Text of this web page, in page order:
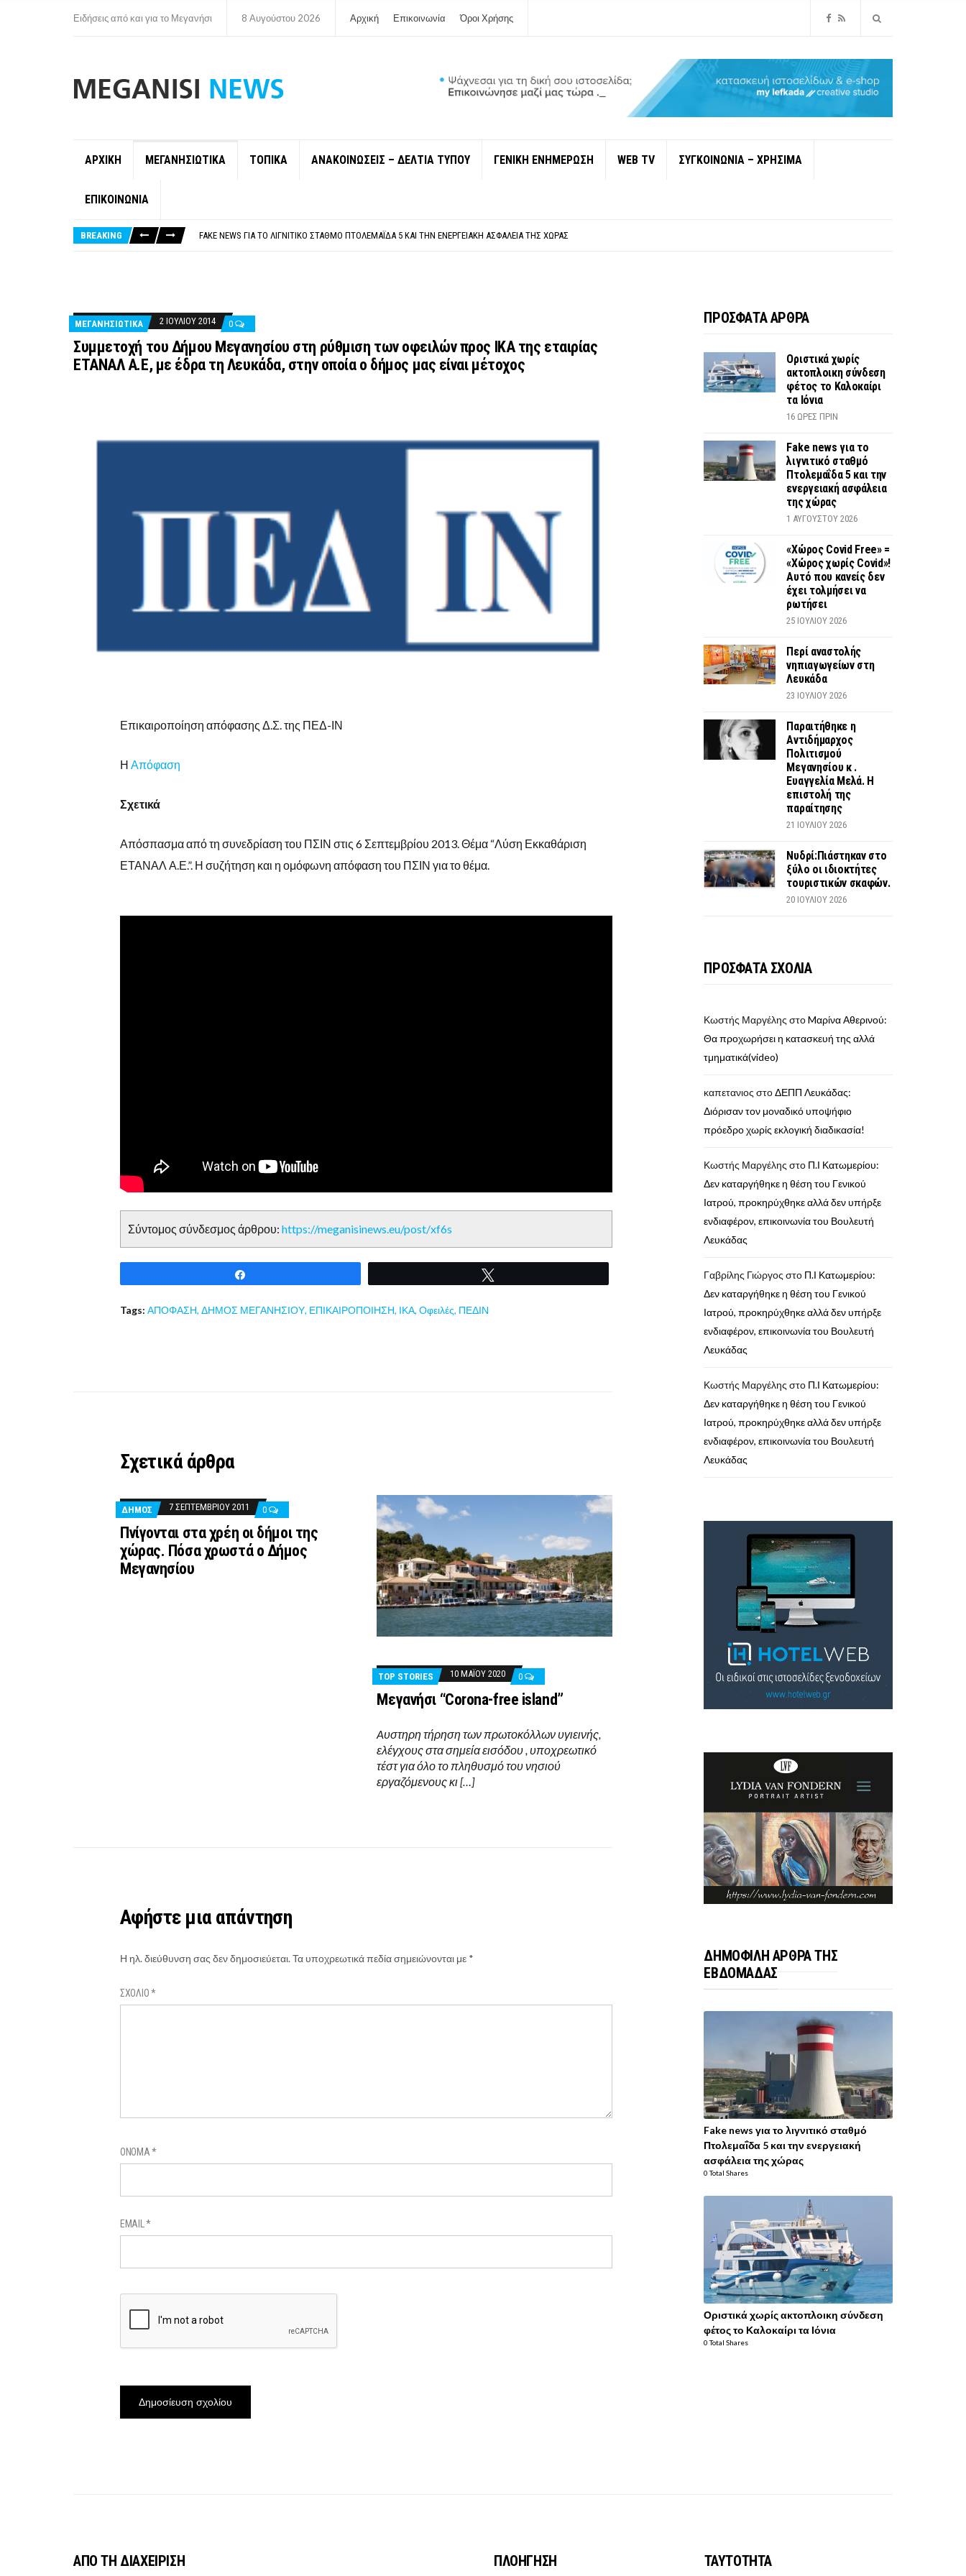
Ειδήσεις από και για το Μεγανήσι 8 Αυγούστου 2026 Αρχική Επικοινωνία Όροι Χρήσης
ΑΡΧΙΚΗ ΜΕΓΑΝΗΣΙΩΤΙΚΑ ΤΟΠΙΚΑ ΑΝΑΚΟΙΝΩΣΕΙΣ – ΔΕΛΤΙΑ ΤΥΠΟΥ ΓΕΝΙΚΗ ΕΝΗΜΕΡΩΣΗ WEB TV ΣΥΓΚΟΙΝΩΝΙΑ – ΧΡΗΣΙΜΑ
ΕΠΙΚΟΙΝΩΝΙΑ
BREAKING
FAKE NEWS ΓΙΑ ΤΟ ΛΙΓΝΙΤΙΚΌ ΣΤΑΘΜΌ ΠΤΟΛΕΜΑΪ́ΔΑ 5 ΚΑΙ ΤΗΝ ΕΝΕΡΓΕΙΑΚΉ ΑΣΦΆΛΕΙΑ ΤΗΣ ΧΏΡΑΣ
ΜΕΓΑΝΗΣΙΩΤΙΚΑ 2 ΙΟΥΛΊΟΥ 2014 0
Συμμετοχή του Δήμου Μεγανησίου στη ρύθμιση των οφειλών προς ΙΚΑ της εταιρίας
ΕΤΑΝΑΛ Α.Ε, με έδρα τη Λευκάδα, στην οποία ο δήμος μας είναι μέτοχος
Επικαιροποίηση απόφασης Δ.Σ. της ΠΕΔ-ΙΝ
Η Απόφαση
Σχετικά
Απόσπασμα από τη συνεδρίαση του ΠΣΙΝ στις 6 Σεπτεμβρίου 2013. Θέμα “Λύση Εκκαθάριση
ΕΤΑΝΑΛ Α.Ε.”. Η συζήτηση και η ομόφωνη απόφαση του ΠΣΙΝ για το θέμα.
Σύντομος σύνδεσμος άρθρου: https://meganisinews.eu/post/xf6s
Tags: ΑΠΟΦΑΣΗ, ΔΗΜΟΣ ΜΕΓΑΝΗΣΙΟΥ, ΕΠΙΚΑΙΡΟΠΟΙΗΣΗ, ΙΚΑ, Οφειλές, ΠΕΔΙΝ
Σχετικά άρθρα
ΔΉΜΟΣ 7 ΣΕΠΤΕΜΒΡΊΟΥ 2011 0
Πνίγονται στα χρέη οι δήμοι της
χώρας. Πόσα χρωστά ο Δήμος
Μεγανησίου
TOP STORIES 10 ΜΑΪ́ΟΥ 2020 0
Μεγανήσι “Corona-free island”
Aυστηρη τήρηση των πρωτοκόλλων υγιεινής,
ελέγχους στα σημεία εισόδου , υποχρεωτικό
τέστ για όλο το πληθυσμό του νησιού
εργαζόμενους κι […]
Αφήστε μια απάντηση
Η ηλ. διεύθυνση σας δεν δημοσιεύεται.Τα υποχρεωτικά πεδία σημειώνονται με *
ΣΧΌΛΙΟ*
ΌΝΟΜΑ*
EMAIL*
ΠΡΟΣΦΑΤΑ ΑΡΘΡΑ
Οριστικά χωρίς
ακτοπλοικη σύνδεση
φέτος το Καλοκαίρι
τα Ιόνια
16 ΏΡΕΣ ΠΡΙΝ
Fake news για το
λιγνιτικό σταθμό
Πτολεμαΐδα 5 και την
ενεργειακή ασφάλεια
της χώρας
1 ΑΥΓΟΎΣΤΟΥ 2026
«Χώρος Covid Free» =
«Χώρος χωρίς Covid»!
Αυτό που κανείς δεν
έχει τολμήσει να
ρωτήσει
25 ΙΟΥΛΊΟΥ 2026
Περί αναστολής
νηπιαγωγείων στη
Λευκάδα
23 ΙΟΥΛΊΟΥ 2026
Παραιτήθηκε η
Αντιδήμαρχος
Πολιτισμού
Μεγανησίου κ .
Ευαγγελία Μελά. Η
επιστολή της
παραίτησης
21 ΙΟΥΛΊΟΥ 2026
Νυδρί:Πιάστηκαν στο
ξύλο οι ιδιοκτήτες
τουριστικών σκαφών.
20 ΙΟΥΛΊΟΥ 2026
ΠΡΟΣΦΑΤΑ ΣΧΟΛΙΑ
Κωστής Μαργέλης στοMαρίνα Αθερινού:
Θα προχωρήσει η κατασκευή της αλλά
τμηματικά(video)
καπετανιος στοΔΕΠΠ Λευκάδας:
Διόρισαν τον μοναδικό υποψήφιο
πρόεδρο χωρίς εκλογική διαδικασία!
Κωστής Μαργέλης στο Π.Ι Κατωμερίου:
Δεν καταργήθηκε η θέση του Γενικού
Ιατρού, προκηρύχθηκε αλλά δεν υπήρξε
ενδιαφέρον, επικοινωνία του Βουλευτή
Λευκάδας
Γαβρίλης Γιώργος στο Π.Ι Κατωμερίου:
Δεν καταργήθηκε η θέση του Γενικού
Ιατρού, προκηρύχθηκε αλλά δεν υπήρξε
ενδιαφέρον, επικοινωνία του Βουλευτή
Λευκάδας
Κωστής Μαργέλης στο Π.Ι Κατωμερίου:
Δεν καταργήθηκε η θέση του Γενικού
Ιατρού, προκηρύχθηκε αλλά δεν υπήρξε
ενδιαφέρον, επικοινωνία του Βουλευτή
Λευκάδας
ΔΗΜΟΦΙΛΗ ΑΡΘΡΑ ΤΗΣ
ΕΒΔΟΜΑΔΑΣ
Fake news για το λιγνιτικό σταθμό
Πτολεμαΐδα 5 και την ενεργειακή
ασφάλεια της χώρας
0 Total Shares
Οριστικά χωρίς ακτοπλοικη σύνδεση
φέτος το Καλοκαίρι τα Ιόνια
0 Total Shares
ΑΠΟ ΤΗ ΔΙΑΧΕΙΡΙΣΗ ΠΛΟΗΓΗΣΗ ΤΑΥΤΟΤΗΤΑ